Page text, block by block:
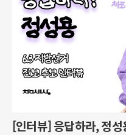
[인터뷰] 응답하라, 정